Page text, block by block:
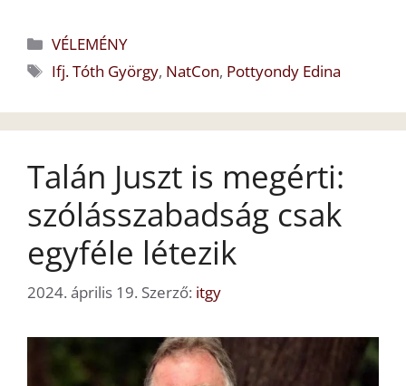
Kategória
VÉLEMÉNY
Címkék
Ifj. Tóth György, NatCon, Pottyondy Edina
Talán Juszt is megérti:
szólásszabadság csak
egyféle létezik
2024. április 19. Szerző: itgy